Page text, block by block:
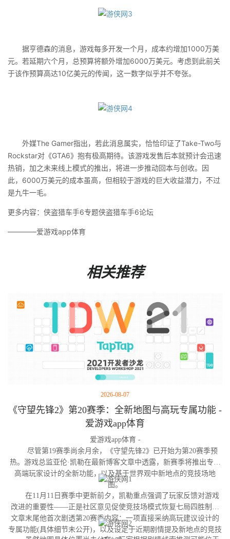
据亨德森的消息，游戏每多开发一个月，成本约增加1000万美
元。若延期六个月，总预算将额外增加6000万美元。考虑到此前关
于该作预算高达10亿美元的传闻，这一数字似乎并不夸张。
外媒The Gamer指出，若此消息属实，恰恰印证了Take-Two与
Rockstar对《GTA6》抱有极高期待。该游戏发售后本就预计会迅速
热销，加之未来线上模式的推出，将进一步推动回本与创收。因
此，6000万美元的成本虽高，但相较于游戏的巨大收益潜力，不过
是九牛一毛。
更多内容：侠盗猎车手6专题侠盗猎车手6论坛
————爱游戏app体育
相关推荐
2026-08-07
《守望先锋2》第20赛季：全新地图与高玩专属功能 -
爱游戏app体育
爱游戏app体育 -
尽管第19赛季尚余月余，《守望先锋2》已开始为第20赛季预
热。游戏总监亚伦·凯勒在最新博客文章中透露，新赛季将推出专为
高端玩家设计的全新功能，以及基于世界观中新地点的竞技场地
图。
在11月11日赛季中更新前夕，凯勒重点强调了玩家反馈对游戏
改进的重要性——正是社区意见促使竞技场模式恢复七局四胜制。
文章末尾他首次剧透第20赛季内容：一项直接采纳高玩建议设计的
专属功能(具体细节未公开)，以及设定于近期剧情提及新地点的竞技